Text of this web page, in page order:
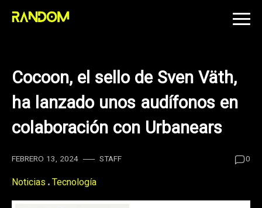
Skip
Cocoon, el sello de Sven Väth,
ha lanzado unos audífonos en
colaboración con Urbanears
FEBRERO 13, 2024 STAFF 0
Noticias Tecnología